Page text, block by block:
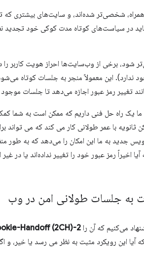
در سیاست‌های کوتاه مدت کوکی خود تجدید
شود، برخی از وب‌سایت‌ها احراز هویت کاربر
ندارد). این معمولاً منجر به جلسات کوتاه
تغییر رمز عبور اجازه می‌دهد تا جلسات
یک راه حل فنی داریم که ممکن است به شما
ثانویه با عمر طولانی کار می کند که می
جدید به ما این امکان را می‌دهد که به طور
آیا اخیراً رمز عبور خود را تغییر نداده‌اند یا
به جلسات طولانی امن در وب
می‌کنیم که آن را 2-Cookie-Handoff (2CH)
آیا این رویکرد مثبت به نظر می رسد یا خیر، و